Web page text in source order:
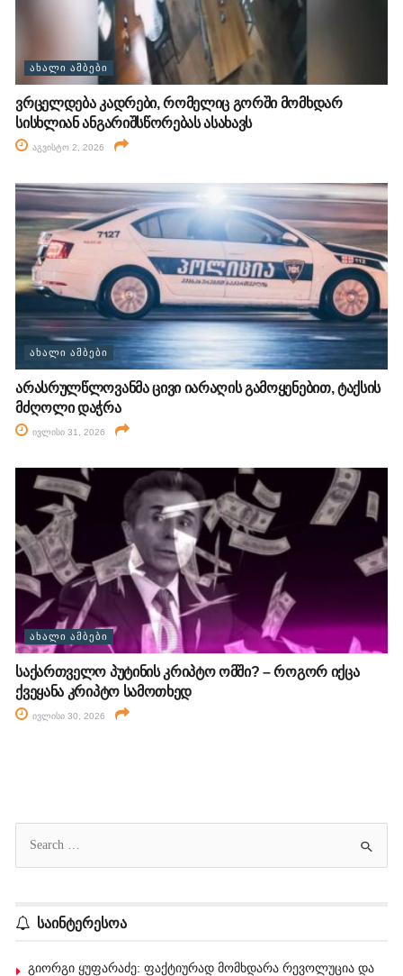
ᲐᲮᲐᲚᲘ ᲐᲛᲑᲔᲑᲘ
ვრცელდება კადრები, რომელიც გორში მომხდარ
სისხლიან ანგარიშსწორებას ასახავს
აგვისტო 2, 2026
ᲐᲮᲐᲚᲘ ᲐᲛᲑᲔᲑᲘ
არასრულწლოვანმა ცივი იარაღის გამოყენებით, ტაქსის
მძღოლი დაჭრა
ივლისი 31, 2026
ᲐᲮᲐᲚᲘ ᲐᲛᲑᲔᲑᲘ
საქართველო პუტინის კრიპტო ომში? – როგორ იქცა
ქვეყანა კრიპტო სამოთხედ
ივლისი 30, 2026
საინტერესოა
გიორგი ყუფარაძე: ფაქტიურად მომხდარა რევოლუცია და